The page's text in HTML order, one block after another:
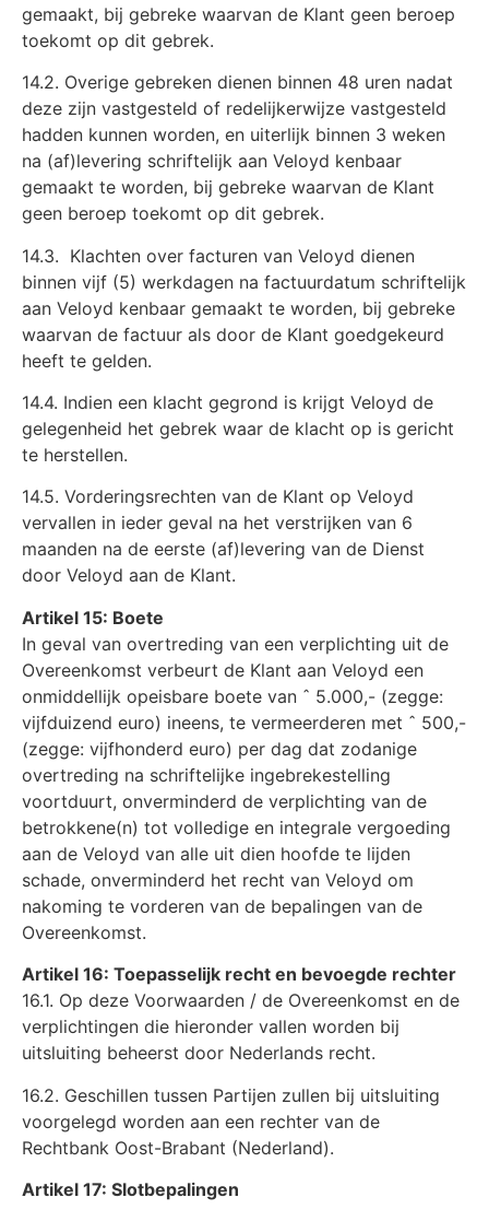
gemaakt, bij gebreke waarvan de Klant geen beroep
toekomt op dit gebrek.
14.2. Overige gebreken dienen binnen 48 uren nadat
deze zijn vastgesteld of redelijkerwijze vastgesteld
hadden kunnen worden, en uiterlijk binnen 3 weken
na (af)levering schriftelijk aan Veloyd kenbaar
gemaakt te worden, bij gebreke waarvan de Klant
geen beroep toekomt op dit gebrek.
14.3. Klachten over facturen van Veloyd dienen
binnen vijf (5) werkdagen na factuurdatum schriftelijk
aan Veloyd kenbaar gemaakt te worden, bij gebreke
waarvan de factuur als door de Klant goedgekeurd
heeft te gelden.
14.4. Indien een klacht gegrond is krijgt Veloyd de
gelegenheid het gebrek waar de klacht op is gericht
te herstellen.
14.5. Vorderingsrechten van de Klant op Veloyd
vervallen in ieder geval na het verstrijken van 6
maanden na de eerste (af)levering van de Dienst
door Veloyd aan de Klant.
Artikel 15: Boete
In geval van overtreding van een verplichting uit de
Overeenkomst verbeurt de Klant aan Veloyd een
onmiddellijk opeisbare boete van ˆ 5.000,- (zegge:
vijfduizend euro) ineens, te vermeerderen met ˆ 500,-
(zegge: vijfhonderd euro) per dag dat zodanige
overtreding na schriftelijke ingebrekestelling
voortduurt, onverminderd de verplichting van de
betrokkene(n) tot volledige en integrale vergoeding
aan de Veloyd van alle uit dien hoofde te lijden
schade, onverminderd het recht van Veloyd om
nakoming te vorderen van de bepalingen van de
Overeenkomst.
Artikel 16: Toepasselijk recht en bevoegde rechter
16.1. Op deze Voorwaarden / de Overeenkomst en de
verplichtingen die hieronder vallen worden bij
uitsluiting beheerst door Nederlands recht.
16.2. Geschillen tussen Partijen zullen bij uitsluiting
voorgelegd worden aan een rechter van de
Rechtbank Oost-Brabant (Nederland).
Artikel 17: Slotbepalingen